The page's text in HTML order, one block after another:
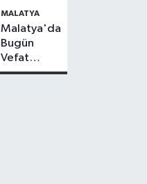
MALATYA
Malatya'da
Bugün
Vefat
Edenler -